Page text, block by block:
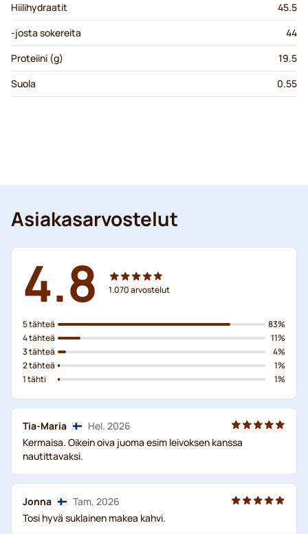
Hiilihydraatit
45.5
-josta sokereita
44
Proteiini (g)
19.5
Suola
0.55
Asiakasarvostelut
4.8 1.070arvostelut
5 tähteä
4 tähteä
3 tähteä
2 tähteä
1 tähti
83%
11%
4%
1%
1%
Tia-Maria
Hel. 2026
Kermaisa. Oikein oiva juoma esim leivoksen kanssa
nautittavaksi.
Jonna
Tam. 2026
Tosi hyvä suklainen makea kahvi.